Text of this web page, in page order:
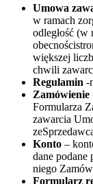
Umowa
w ramach
odległość (w
większej
chwili
Regulamin -
Zamówienie
Formularza
zawarcia
Konto –
dane podane
niego
Formularz